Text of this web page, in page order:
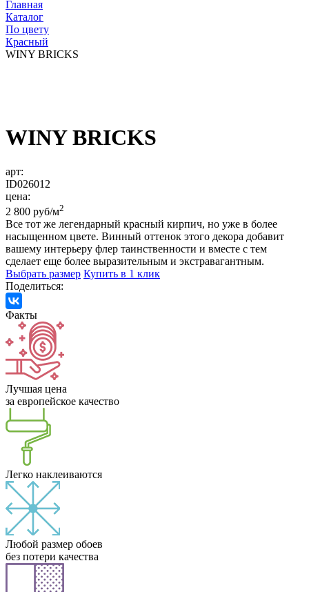
Главная
Каталог
По цвету
Красный
WINY BRICKS
WINY BRICKS
арт:
ID026012
цена:
2 800 руб/м2
Все тот же легендарный красный кирпич, но уже в более
насыщенном цвете. Винный оттенок этого декора добавит
вашему интерьеру флер таинственности и вместе с тем
сделает еще более выразительным и экстравагантным.
Выбрать размер Купить в 1 клик
Поделиться:
Факты
Лучшая цена
за европейское качество
Легко наклеиваются
Любой размер обоев
без потери качества